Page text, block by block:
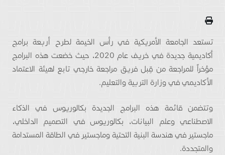
تستعد الجامعة الأمريكية في رأس الخيمة لطرح أربعة برامج
أكاديمية جديدة في خريف عام 2020، حيث خضعت هذه البرامج
مؤخراً للمراجعة من قِبل فريق مراجعة خارجي تابع لهيئة الاعتماد
الأكاديمي في وزارة التربية والتعليم.
وتتضمن قائمة هذه البرامج الجديدة بكالوريوس في الذكاء
الاصطناعي وعلم البيانات، بكالوريوس في التصميم الداخلي،
ماجستير في هندسة البنية التحتية وماجستير في الطاقة المستدامة
والمتجددة.